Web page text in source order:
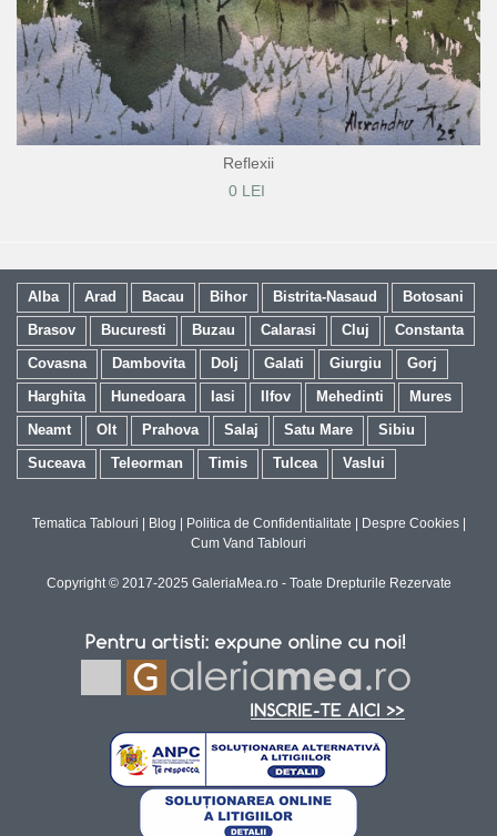
Reflexii
0 LEI
Alba Arad Bacau Bihor Bistrita-Nasaud
Botosani
Brasov
Bucuresti Buzau Calarasi Cluj
Constanta
Covasna
Dambovita Dolj Galati Giurgiu
Gorj
Harghita
Hunedoara Iasi Ilfov Mehedinti
Mures
Neamt
Olt Prahova Salaj Satu Mare
Sibiu
Suceava
Teleorman Timis Tulcea Vaslui
Tematica Tablouri Blog Politica de Confidentialitate Despre Cookies|
Cum Vand Tablouri
Copyright © 2017-2025 GaleriaMea.ro - Toate Drepturile Rezervate